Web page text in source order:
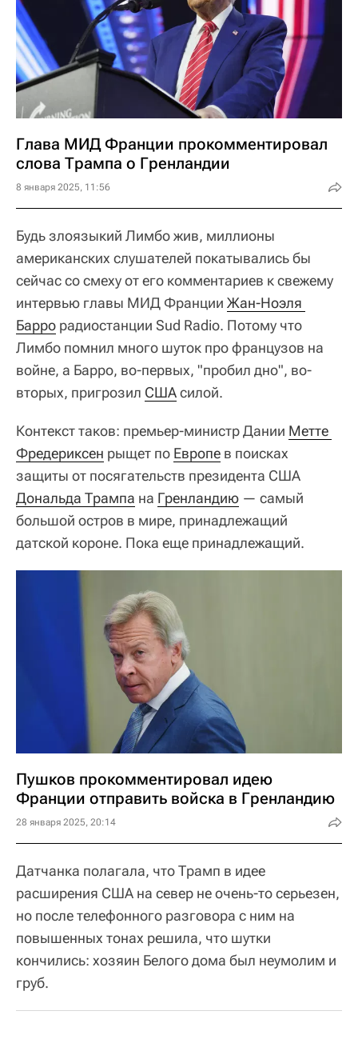
Глава МИД Франции прокомментировал
слова Трампа о Гренландии
8 января 2025, 11:56
Будь злоязыкий Лимбо жив, миллионы
американских слушателей покатывались бы
сейчас со смеху от его комментариев к свежему
интервью главы МИД Франции Жан-Ноэля
Барро радиостанции Sud Radio. Потому что
Лимбо помнил много шуток про французов на
войне, а Барро, во-первых, "пробил дно", во-
вторых, пригрозил СШАсилой.
Контекст таков: премьер-министр Дании Метте
Фредериксен рыщет по Европе в поисках
защиты от посягательств президента США
Дональда Трампа на Гренландию — самый
большой остров в мире, принадлежащий
датской короне. Пока еще принадлежащий.
Пушков прокомментировал идею
Франции отправить войска в Гренландию
28 января 2025, 20:14
Датчанка полагала, что Трамп в идее
расширения США на север не очень-то серьезен,
но после телефонного разговора с ним на
повышенных тонах решила, что шутки
кончились: хозяин Белого дома был неумолим и
груб.